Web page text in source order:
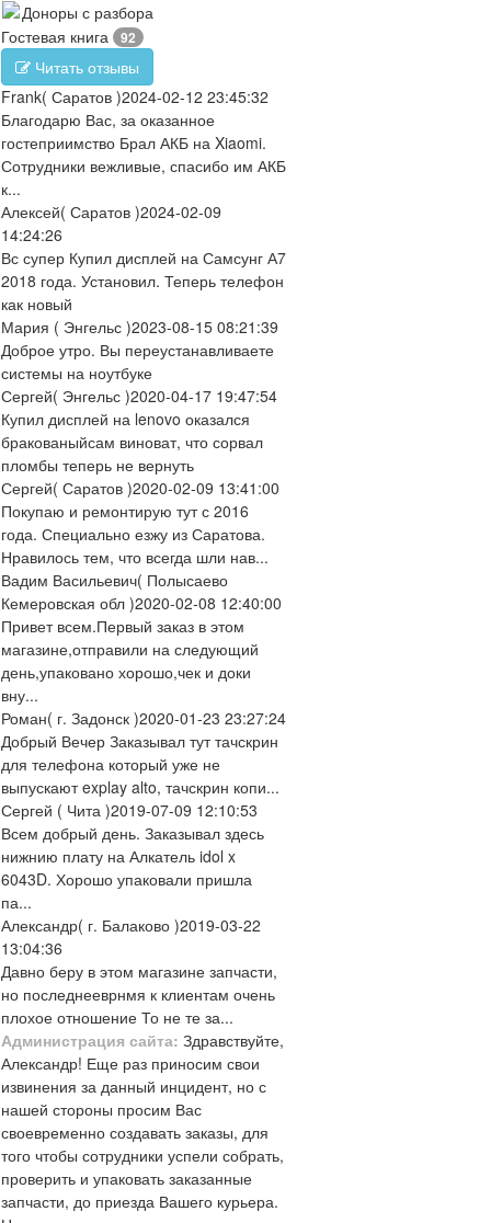
Доноры с разбора
Гостевая книга
92
Читать отзывы
Frank( Саратов )2024-02-12 23:45:32
Благодарю Вас, за оказанное
гостеприимство Брал АКБ на Xiaomi.
Сотрудники вежливые, спасибо им АКБ
к...
Алексей( Саратов )2024-02-09
14:24:26
Вс супер Купил дисплей на Самсунг А7
2018 года. Установил. Теперь телефон
как новый
Мария ( Энгельс )2023-08-15 08:21:39
Доброе утро. Вы переустанавливаете
системы на ноутбуке
Сергей( Энгельс )2020-04-17 19:47:54
Купил дисплей на lenovo оказался
бракованыйсам виноват, что сорвал
пломбы теперь не вернуть
Сергей( Саратов )2020-02-09 13:41:00
Покупаю и ремонтирую тут с 2016
года. Специально езжу из Саратова.
Нравилось тем, что всегда шли нав...
Вадим Васильевич( Полысаево
Кемеровская обл )2020-02-08 12:40:00
Привет всем.Первый заказ в этом
магазине,отправили на следующий
день,упаковано хорошо,чек и доки
вну...
Роман( г. Задонск )2020-01-23 23:27:24
Добрый Вечер Заказывал тут тачскрин
для телефона который уже не
выпускают explay alto, тачскрин копи...
Сергей ( Чита )2019-07-09 12:10:53
Всем добрый день. Заказывал здесь
нижнию плату на Алкатель idol x
6043D. Хорошо упаковали пришла
па...
Александр( г. Балаково )2019-03-22
13:04:36
Давно беру в этом магазине запчасти,
но последнееврнмя к клиентам очень
плохое отношение То не те за...
Администрация сайта: Здравствуйте,
Александр! Еще раз приносим свои
извинения за данный инцидент, но с
нашей стороны просим Вас
своевременно создавать заказы, для
того чтобы сотрудники успели собрать,
проверить и упаковать заказанные
запчасти, до приезда Вашего курьера.